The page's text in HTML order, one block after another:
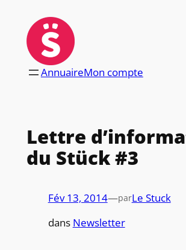
contenu
AnnuaireMon compte
Lettre
du Stück #3
Fév 13, 2014—parLe Stuck
dans Newsletter